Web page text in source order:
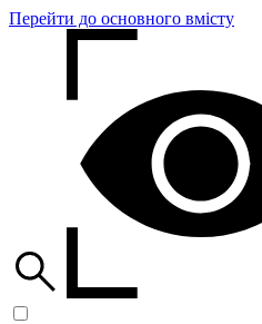
Перейти до основного вмісту